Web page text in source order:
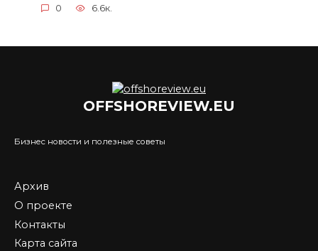
0 6.6к.
OFFSHOREVIEW.EU
Бизнес новости и полезные советы
Архив
О проекте
Контакты
Карта сайта